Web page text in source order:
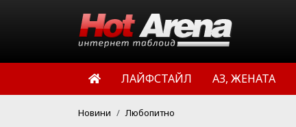
ЛАЙФСТАЙЛ АЗ, ЖЕНАТА
Новини Любопитно